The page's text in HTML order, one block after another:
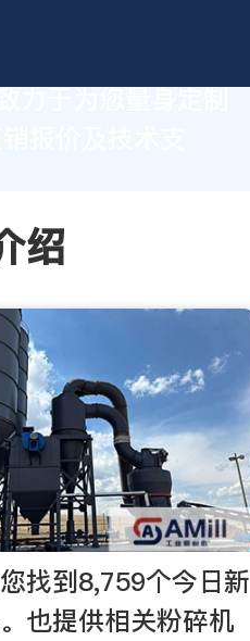
报价及技术支
绍
找到8,759个今日新
也提供相关粉碎机